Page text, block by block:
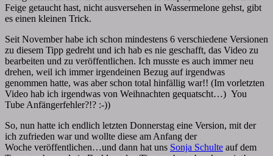
Feige getaucht hast, nicht ausversehen in Wassermelone gehst, gibt
es einen kleinen Trick.
Seit November habe ich schon mindestens 6 verschiedene Versionen
zu diesem Tipp gedreht und ich hab es nie geschafft, das Video zu
bearbeiten und zu veröffentlichen. Ich musste es auch immer neu
drehen, weil ich immer irgendeinen Bezug auf irgendwas
genommen hatte, was aber schon total hinfällig war!! (Im vorletzten
Video hab ich irgendwas von Weihnachten gequatscht…) You
Tube Anfängerfehler?!? :-))
So, nun hatte ich endlich letzten Donnerstag eine Version, mit der
ich zufrieden war und wollte diese am Anfang der
Woche veröffentlichen…und dann hat uns Sonja Schulte auf dem